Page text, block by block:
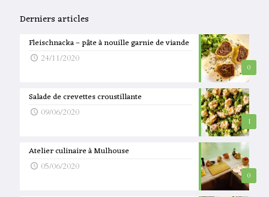
Derniers articles
0
Fleischnacka – pâte à nouille garnie de viande
24/11/2020
1
Salade de crevettes croustillante
09/06/2020
0
Atelier culinaire à Mulhouse
05/06/2020